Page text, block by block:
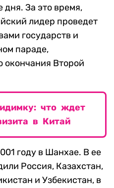
дня. За это время,
лидер проведет
государств и
параде,
Второй
что ждет
в Китай
году в Шанхае. В ее
Россия, Казахстан,
и Узбекистан, в